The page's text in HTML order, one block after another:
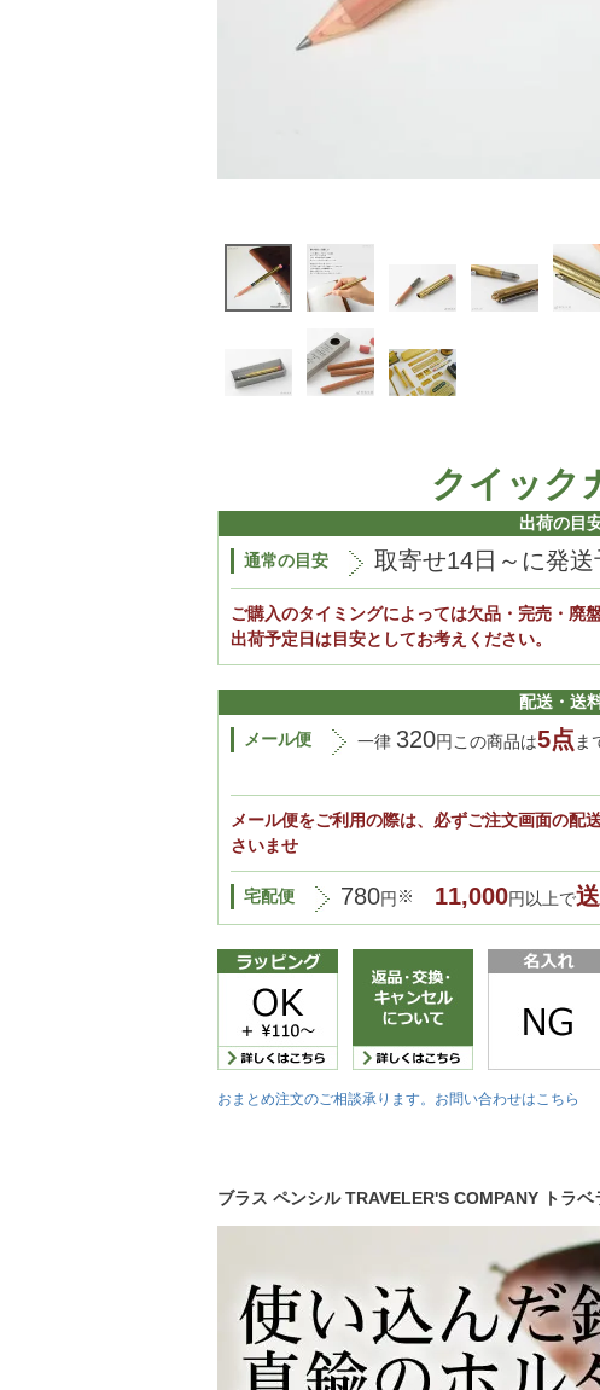
クイック
出荷の目
通常の目安
取寄せ14日～に発
ご購入のタイミングによっては欠品・完売・廃
出荷予定日は目安としてお考えください。
配送・送
メール便
一律 320円この商品は5点ま
メール便をご利用の際は、必ずご注文画面の配
さいませ
宅配便 780円 ※ 11,000円以上で
おまとめ注文のご相談承ります。お問い合わせはこちら
ブラス ペンシル TRAVELER'S COMPANY トラ